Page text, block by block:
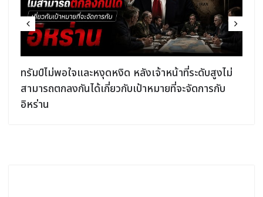
ทรัมป์ไม่พอใจและหงุดหงิด หลังเจ้าหน้าที่ระดับสูงไม่
สามารถตกลงกันได้เกี่ยวกับเป้าหมายที่จะจัดการกับ
อิหร่าน